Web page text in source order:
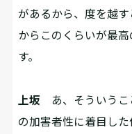
があるから、度を越
からこのくらいが最
す。
上坂 あ、そういうこ
の加害者性に着目した